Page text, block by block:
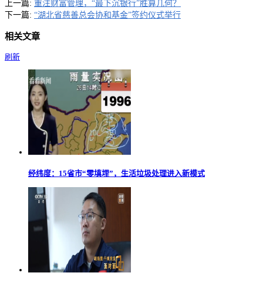
上一篇: 重注财富管理，“最下沉银行”胜算几何？
下一篇: “湖北省慈善总会协和基金”签约仪式举行
相关文章
刷新
经纬度：15省市“零填埋”，生活垃圾处理进入新模式